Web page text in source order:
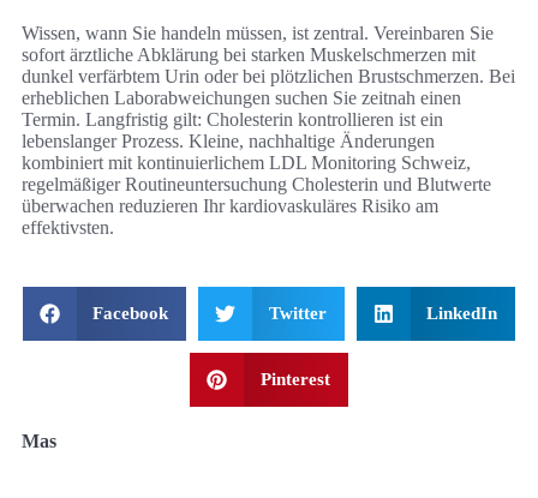
Wissen, wann Sie handeln müssen, ist zentral. Vereinbaren Sie
sofort ärztliche Abklärung bei starken Muskelschmerzen mit
dunkel verfärbtem Urin oder bei plötzlichen Brustschmerzen. Bei
erheblichen Laborabweichungen suchen Sie zeitnah einen
Termin. Langfristig gilt: Cholesterin kontrollieren ist ein
lebenslanger Prozess. Kleine, nachhaltige Änderungen
kombiniert mit kontinuierlichem LDL Monitoring Schweiz,
regelmäßiger Routineuntersuchung Cholesterin und Blutwerte
überwachen reduzieren Ihr kardiovaskuläres Risiko am
effektivsten.
Facebook Twitter LinkedIn
Pinterest
Mas